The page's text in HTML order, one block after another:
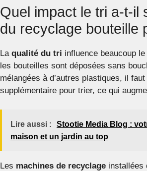
Quel impact le tri a-t-il
du recyclage bouteille
La qualité du tri influence beaucoup le
les bouteilles sont déposées sans
mélangées à d’autres plastiques, il
supplémentaire pour trier, ce qui
Lire aussi :
Stootie Media Blog :
maison et un jardin au top
Les machines de recyclage installées